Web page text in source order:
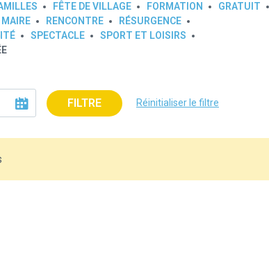
FÊTE DE VILLAGE FORMATION
GRATUIT
MAIRE RENCONTRE
RÉSURGENCE
SPECTACLE
SPORT ET LOISIRS
FILTRE Réinitialiser le filtre